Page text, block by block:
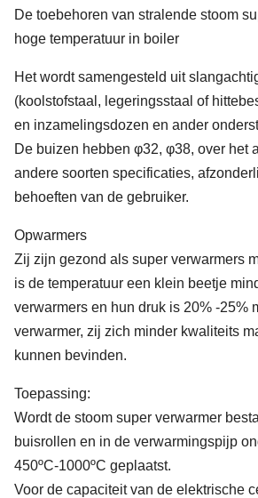
De toebehoren van stralende stoom
hoge temperatuur in boiler
Het wordt samengesteld uit
(koolstofstaal, legeringsstaal of
en inzamelingsdozen en ander
De buizen hebben φ32, φ38, over het
andere soorten specificaties,
behoeften van de gebruiker.
Opwarmers
Zij zijn gezond als super verwarmers
is de temperatuur een klein beetje
verwarmers en hun druk is 20% -25%
verwarmer, zij zich minder kwaliteits
kunnen bevinden.
Toepassing:
Wordt de stoom super verwarmer
buisrollen en in de verwarmingspijp
450ºC-1000ºC geplaatst.
Voor de capaciteit van de elektrische